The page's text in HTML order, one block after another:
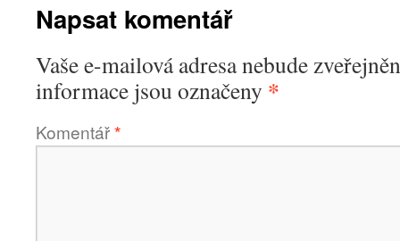
Napsat komentář
Vaše e-mailová adresa nebude
informace jsou označeny *
Komentář*